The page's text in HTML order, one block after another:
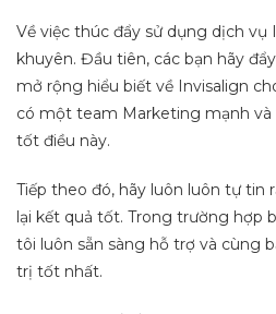
Về việc thúc đẩy sử dụng dịch vụ
khuyên. Đầu tiên, các bạn hãy
mở rộng hiểu biết về Invisalign
có một team Marketing mạnh và
tốt điều này.
Tiếp theo đó, hãy luôn luôn tự tin
lại kết quả tốt. Trong trường hợp
tôi luôn sẵn sàng hỗ trợ và cùng
trị tốt nhất.